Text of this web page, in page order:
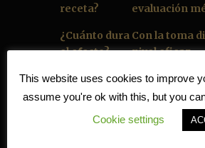
receta?
evaluación
¿Cuánto dura
el efecto?
Con la toma
nivel eficaz.
¿Se puede
con alcohol?
Resumen
This website uses cookies to improve
assume you're ok with this, but you
Cookie settings